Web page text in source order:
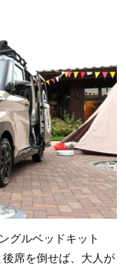
グルベッドキット
後席を倒せば、大人が